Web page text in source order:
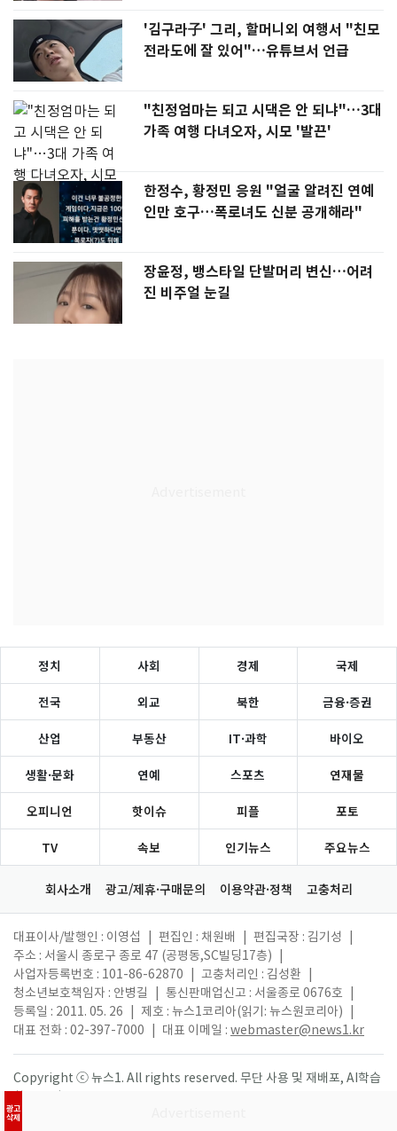
'김구라子' 그리, 할머니외 여행서 "친모
전라도에 잘 있어"…유튜브서 언급
"친정엄마는 되고 시댁은 안 되냐"…3대
가족 여행 다녀오자, 시모 '발끈'
한정수, 황정민 응원 "얼굴 알려진 연예
인만 호구…폭로녀도 신분 공개해라"
장윤정, 뱅스타일 단발머리 변신…어려
진 비주얼 눈길
광고
삭제
정치 사회 경제 국제
전국 외교 북한 금융·증권
산업 부동산 IT·과학 바이오
생활·문화 연예 스포츠 연재물
오피니언 핫이슈 피플 포토
TV 속보 인기뉴스 주요뉴스
회사소개 광고/제휴·구매문의 이용약관·정책 고충처리
대표이사/발행인 : 이영섭 편집인 : 채원배 편집국장 : 김기성
주소 : 서울시 종로구 종로 47 (공평동,SC빌딩17층)
사업자등록번호 : 101-86-62870
고충처리인 : 김성환
청소년보호책임자 : 안병길
통신판매업신고 : 서울종로 0676호
등록일 : 2011. 05. 26
제호 : 뉴스1코리아(읽기: 뉴스원코리아)
대표 전화 : 02-397-7000
대표 이메일 : webmaster@news1.kr
Copyright ⓒ 뉴스1. All rights reserved. 무단 사용 및 재배포, AI학습